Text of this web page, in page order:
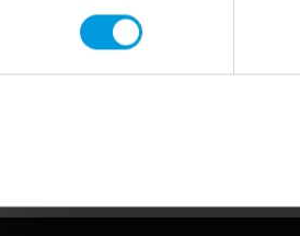
Badaczka narzędzi
produkt, ani żadna
edukacyjnej, a
na